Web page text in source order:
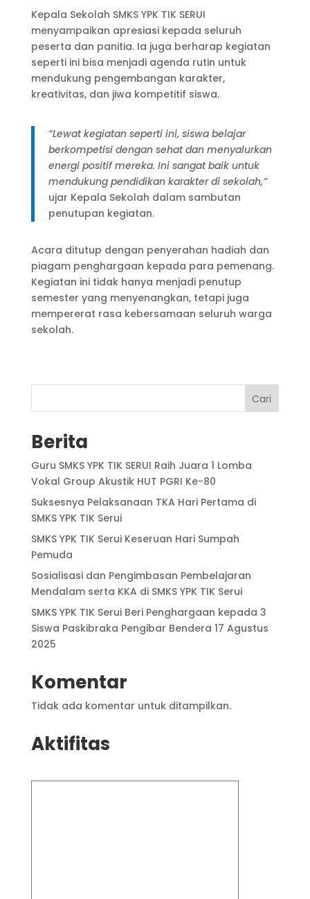
Kepala Sekolah SMKS YPK TIK SERUI
menyampaikan apresiasi kepada seluruh
peserta dan panitia. Ia juga berharap kegiatan
seperti ini bisa menjadi agenda rutin untuk
mendukung pengembangan karakter,
kreativitas, dan jiwa kompetitif siswa.
“Lewat kegiatan seperti ini, siswa belajar
berkompetisi dengan sehat dan menyalurkan
energi positif mereka. Ini sangat baik untuk
mendukung pendidikan karakter di sekolah,”
ujar Kepala Sekolah dalam sambutan
penutupan kegiatan.
Acara ditutup dengan penyerahan hadiah dan
piagam penghargaan kepada para pemenang.
Kegiatan ini tidak hanya menjadi penutup
semester yang menyenangkan, tetapi juga
mempererat rasa kebersamaan seluruh warga
sekolah.
Cari
Berita
Guru SMKS YPK TIK SERUI Raih Juara 1 Lomba
Vokal Group Akustik HUT PGRI Ke-80
Suksesnya Pelaksanaan TKA Hari Pertama di
SMKS YPK TIK Serui
SMKS YPK TIK Serui Keseruan Hari Sumpah
Pemuda
Sosialisasi dan Pengimbasan Pembelajaran
Mendalam serta KKA di SMKS YPK TIK Serui
SMKS YPK TIK Serui Beri Penghargaan kepada 3
Siswa Paskibraka Pengibar Bendera 17 Agustus
2025
Komentar
Tidak ada komentar untuk ditampilkan.
Aktifitas